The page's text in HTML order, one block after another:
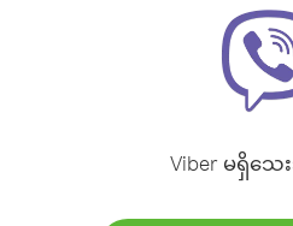
Viber မရှိသေ